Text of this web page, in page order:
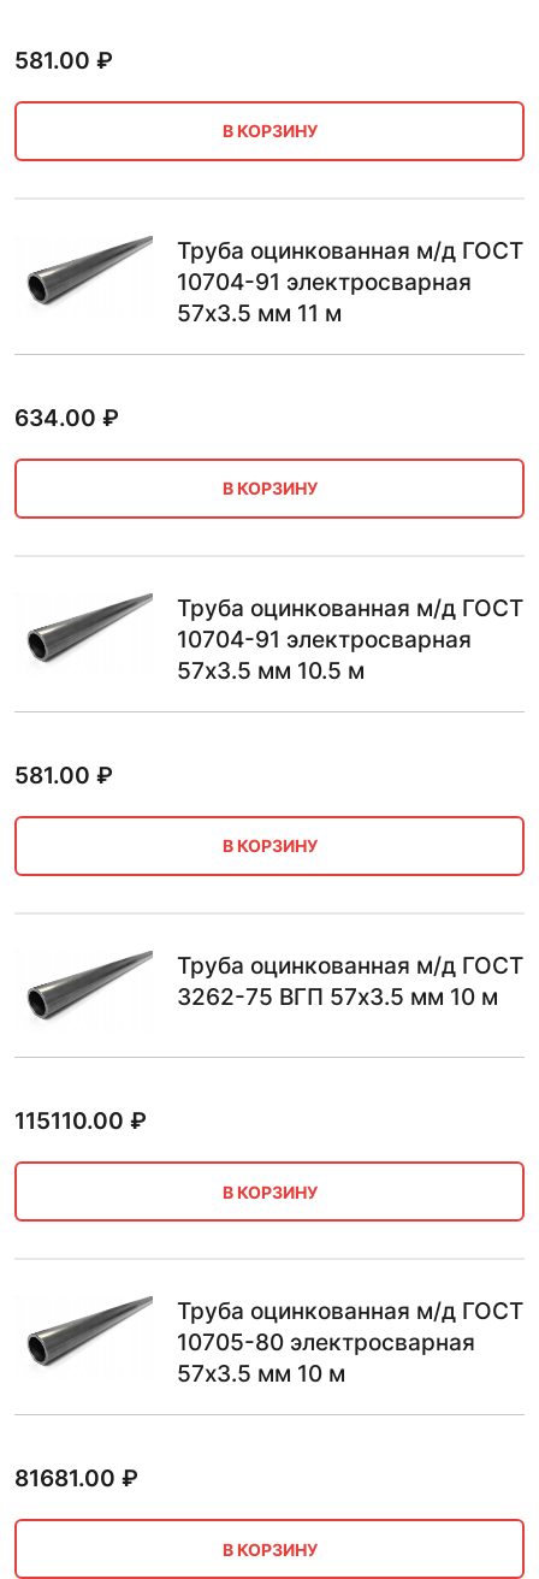
581.00 ₽
В КОРЗИНУ
Труба оцинкованная м/д ГОСТ
10704-91 электросварная
57х3.5 мм 11 м
634.00 ₽
В КОРЗИНУ
Труба оцинкованная м/д ГОСТ
10704-91 электросварная
57х3.5 мм 10.5 м
581.00 ₽
В КОРЗИНУ
Труба оцинкованная м/д ГОСТ
3262-75 ВГП 57х3.5 мм 10 м
115110.00 ₽
В КОРЗИНУ
Труба оцинкованная м/д ГОСТ
10705-80 электросварная
57х3.5 мм 10 м
81681.00 ₽
В КОРЗИНУ